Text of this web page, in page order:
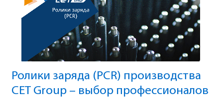
Ролики заряда (PCR) производства
CET Group – выбор профессионалов